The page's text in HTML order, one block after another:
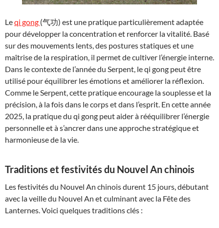
Leqi gong (气功) est une pratique particulièrement adaptée
pour développer la concentration et renforcer la vitalité. Basé
sur des mouvements lents, des postures statiques et une
maîtrise de la respiration, il permet de cultiver l’énergie interne.
Dans le contexte de l’année du Serpent, le qi gong peut être
utilisé pour équilibrer les émotions et améliorer la réflexion.
Comme le Serpent, cette pratique encourage la souplesse et la
précision, à la fois dans le corps et dans l’esprit. En cette année
2025, la pratique du qi gong peut aider à rééquilibrer l’énergie
personnelle et à s’ancrer dans une approche stratégique et
harmonieuse de la vie.
Traditions et festivités du Nouvel An chinois
Les festivités du Nouvel An chinois durent 15 jours, débutant
avec la veille du Nouvel An et culminant avec la Fête des
Lanternes. Voici quelques traditions clés :